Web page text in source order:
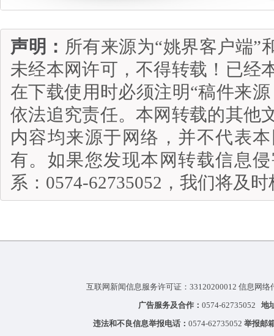
声明： 所有来源为“姚界客户端”
未经本网许可，不得转载！已经
在下载使用时必须注明“稿件来
依法追究责任。本网转载的其他
内容均来源于网络，并不代表
有。如果您发现本网转载信息
系：0574-62735052，我们将及
互联网新闻信息服务许可证：33120200012 信息网
广告服务及合作： 0574-62735052 地
违法和不良信息举报电话： 0574-62735052 举报邮